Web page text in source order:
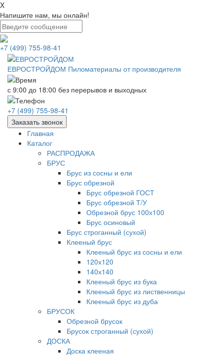
X
Напишите нам, мы онлайн!
+7 (499) 755-98-41
ЕВРОСТРОЙДОМ Пиломатериалы от производителя
с 9:00 до 18:00 без перерывов и выходных
+7 (499) 755-98-41
Заказать звонок
Главная
Каталог
РАСПРОДАЖА
БРУС
Брус из сосны и ели
Брус обрезной
Брус обрезной ГОСТ
Брус обрезной Т/У
Обрезной брус 100х100
Брус осиновый
Брус строганный (сухой)
Клееный брус
Клееный брус из сосны и ели
120х120
140х140
Клееный брус из бука
Клееный брус из лиственницы
Клееный брус из дуба
БРУСОК
Обрезной брусок
Брусок строганный (сухой)
ДОСКА
Доска клееная